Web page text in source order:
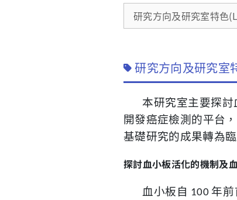
研究方向及研究室特色
研究方向及研究室
本研究室主要探
開發癌症檢測的平台
基礎研究的成果轉為
探討血小板活化的機制及
血小板自 100年前